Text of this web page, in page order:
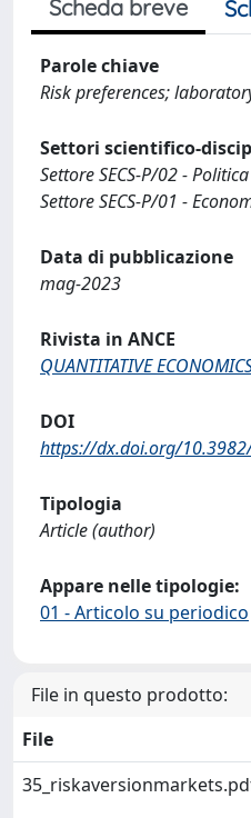
Scheda breve
Parole chiave
Risk preferences;
Settori scientifico-
Settore SECS-P/02 -
Settore SECS-P/01 -
Data di pubblicazione
mag-2023
Rivista in ANCE
QUANTITATIVE
DOI
https://dx.doi.org/
Tipologia
Article (author)
Appare nelle tipologie:
01 - Articolo su periodico
File in questo prodotto:
File